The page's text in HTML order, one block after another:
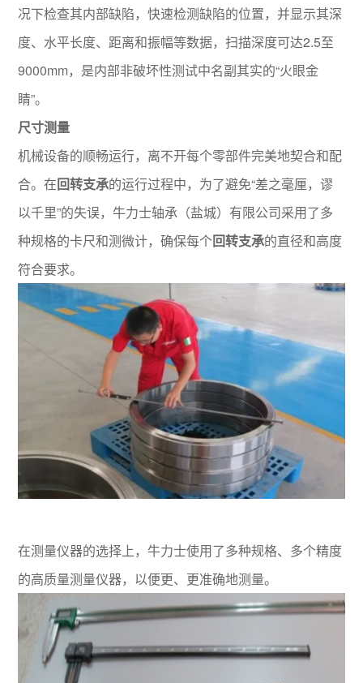
况下检查其内部缺陷，快速检测缺陷的位置，并显示其深
度、水平长度、距离和振幅等数据，扫描深度可达2.5至
9000mm，是内部非破坏性测试中名副其实的“火眼金
睛”。
尺寸测量
机械设备的顺畅运行，离不开每个零部件完美地契合和配
合。在回转支承的运行过程中，为了避免“差之毫厘，谬
以千里”的失误，牛力士轴承（盐城）有限公司采用了多
种规格的卡尺和测微计，确保每个回转支承的直径和高度
符合要求。
在测量仪器的选择上，牛力士使用了多种规格、多个精度
的高质量测量仪器，以便更、更准确地测量。